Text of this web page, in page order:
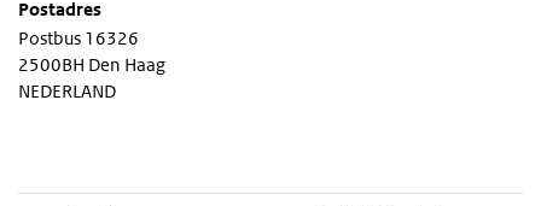
Postadres
Postbus 16326
2500BH Den Haag
NEDERLAND